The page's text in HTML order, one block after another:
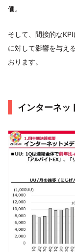
価。
そして、間接的な
に対して影響を与え
おります。
インターネッ